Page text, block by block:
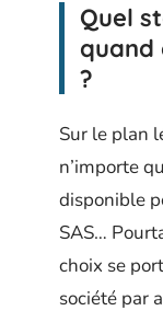
Quel
quand
?
Sur le plan
n’importe
disponible
SAS…
choix se
société par